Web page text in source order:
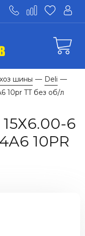
шины — Deli —
10pr TT без об/л
6
10PR